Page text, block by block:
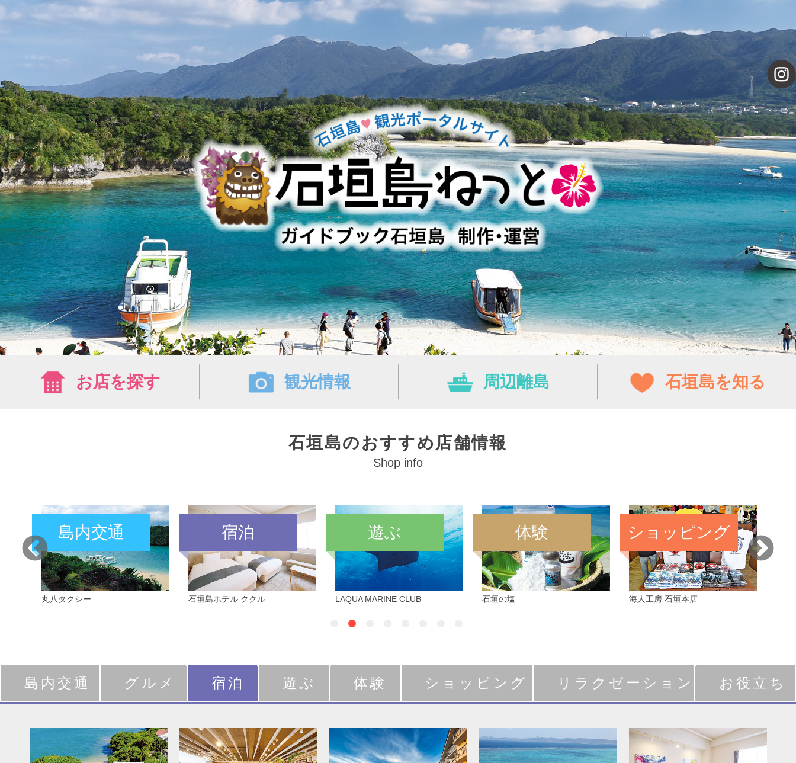
お店を探す 観光情報 周辺離島 石垣島を知る
石垣島のおすすめ店舗情報
Shop info
島内交通
丸八タクシー
宿泊
石垣島ホテル ククル
遊ぶ
LAQUA MARINE CLUB
体験
石垣の塩
ショッピング
海人工房 石垣本店
島内交通 グルメ 宿泊 遊ぶ 体験 ショッピング リラクゼーション お役立ち